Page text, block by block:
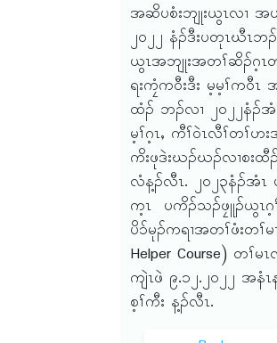
အဆိပစံးဘျုးယွၤလၢ အ
၂ဝ၂၂ နံၣ်ဒီးပတုၤဃီၤ
ယွၤအဘျုးအတၢ်ဆိၣ်ဂ့ၤ
ရးကၠံကဝီးဒီး မ့မ့ၢ်ကဝီၤ
ထံၣ် ဘၣ်လၢ ၂ဝ၂၂နံၣ်
မ့ၢ်ဂ့ၤႇ ကီၢ်ဝဲၤလီၢ်တၢ်
ကိးဖုဒဲးဃၣ်ဃၣ်လၢစးထီ
လံန့ၣ်လီၤ. ၂ဝ၂၃နံၣ်အံၤ
က့ၤ ပကိၣ်သၣ်ဖၠူၣ်ယွၤဂ့ၢ်
ပိ၁်မုၣ်ကရၢအတၢ်ဖံးတၢ်မ
Helper Course) တ
ကျဲၤဖဲ ၉.၁၂.၂ဝ၂၂
စ့ၢ်ကီး န့ၣ်လီၤ.